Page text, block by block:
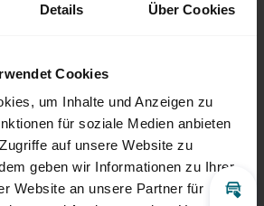
Details Über Cookies
Cookies
um Inhalte und Anzeigen zu
für soziale Medien anbieten
auf unsere Website zu
geben wir Informationen zu Ihrer
Website an unsere Partner für